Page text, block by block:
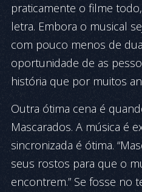
praticamente o filme
letra. Embora o musical
com pouco menos de
oportunidade de as
história que por muitos
Outra ótima cena é
Mascarados. A música é
sincronizada é ótima.
seus rostos para que o
encontrem.” Se fosse no